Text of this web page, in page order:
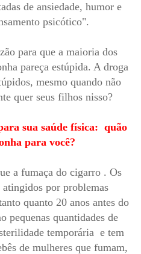
de ansiedade, humor e
psicótico".
para que a maioria dos
pareça estúpida. A droga
mesmo quando não
quer seus filhos nisso?
sua saúde física: quão
para você?
a fumaça do cigarro . Os
atingidos por problemas
quanto 20 anos antes do
pequenas quantidades de
temporária e tem
de mulheres que fumam,